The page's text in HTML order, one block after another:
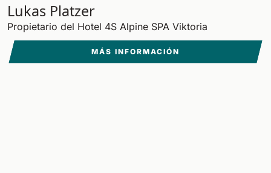
Lukas Platzer
Propietario del Hotel 4S Alpine SPA Viktoria
MÁS INFORMACIÓN